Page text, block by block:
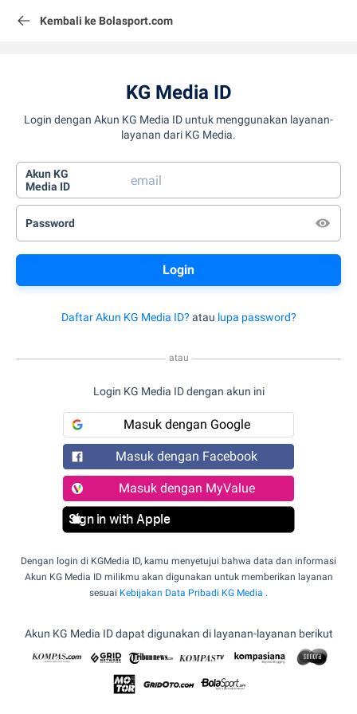
Kembali ke Bolasport.com
KG Media ID
Login dengan Akun KG Media ID untuk menggunakan layanan-
layanan dari KG Media.
Akun KG
Media ID
Password
Daftar Akun KG Media ID? atau lupa password?
atau
Login KG Media ID dengan akun ini
Masuk dengan Google
Masuk dengan Facebook
Masuk dengan MyValue
Sign in with Apple
Dengan login di KGMedia ID, kamu menyetujui bahwa data dan informasi
Akun KG Media ID milikmu akan digunakan untuk memberikan layanan
sesuai Kebijakan Data Pribadi KG Media .
Akun KG Media ID dapat digunakan di layanan-layanan berikut